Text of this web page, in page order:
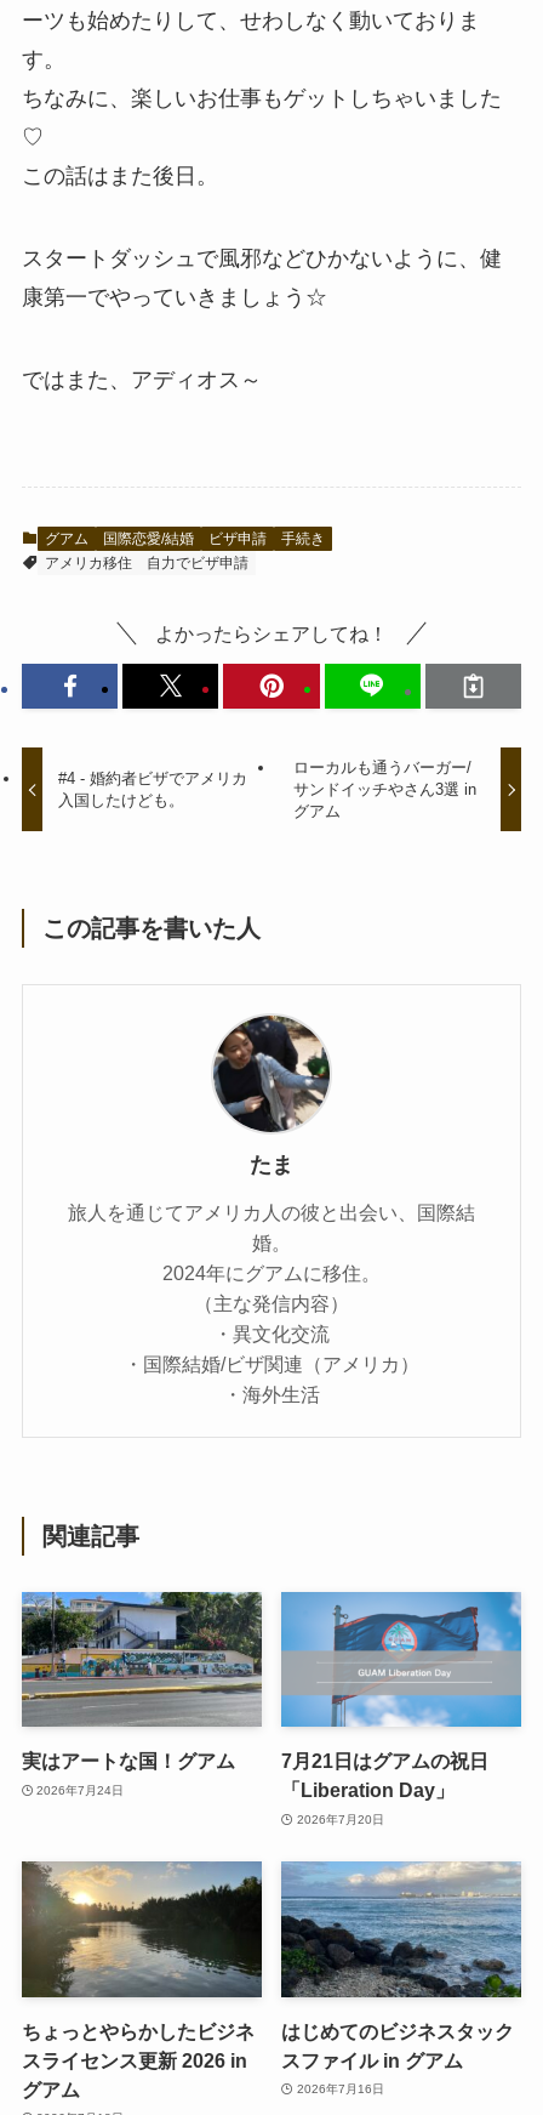
ーツも始めたりして、せわしなく動いておりま
す。
ちなみに、楽しいお仕事もゲットしちゃいました
♡
この話はまた後日。
スタートダッシュで風邪などひかないように、健
康第一でやっていきましょう☆
ではまた、アディオス～
グアム 国際恋愛/結婚 ビザ申請
手続き
アメリカ移住
自力でビザ申請
よかったらシェアしてね！
#4 - 婚約者ビザでアメリカ
入国したけども。
ローカルも通うバーガー/
サンドイッチやさん3選 in
グアム
この記事を書いた人
たま
旅人を通じてアメリカ人の彼と出会い、国際結
婚。
2024年にグアムに移住。
（主な発信内容）
・異文化交流
・国際結婚/ビザ関連（アメリカ）
・海外生活
関連記事
実はアートな国！グアム
2026年7月24日
7月21日はグアムの祝日
「Liberation Day」
2026年7月20日
ちょっとやらかしたビジネ
スライセンス更新 2026 in
グアム
はじめてのビジネスタック
スファイル in グアム
2026年7月16日